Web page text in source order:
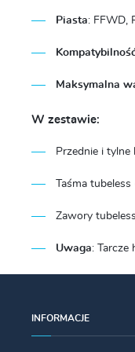
Piasta:FFWD,
Maksymalna
W zestawie:
Przednie i tylne
Taśma
Zawory tubeless
Uwaga: Tarcze
INFORMACJE